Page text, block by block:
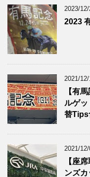
2023/
2023
2021/
【有
ルゲ
替Tips
2021/
【座
ンズ